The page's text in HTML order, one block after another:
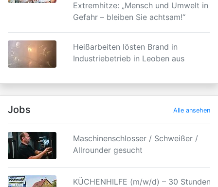
Extremhitze: „Mensch und Umwelt in
Gefahr – bleiben Sie achtsam!“
Heißarbeiten lösten Brand in
Industriebetrieb in Leoben aus
Jobs Alle ansehen
Maschinenschlosser / Schweißer /
Allrounder gesucht
KÜCHENHILFE (m/w/d) – 30 Stunden |